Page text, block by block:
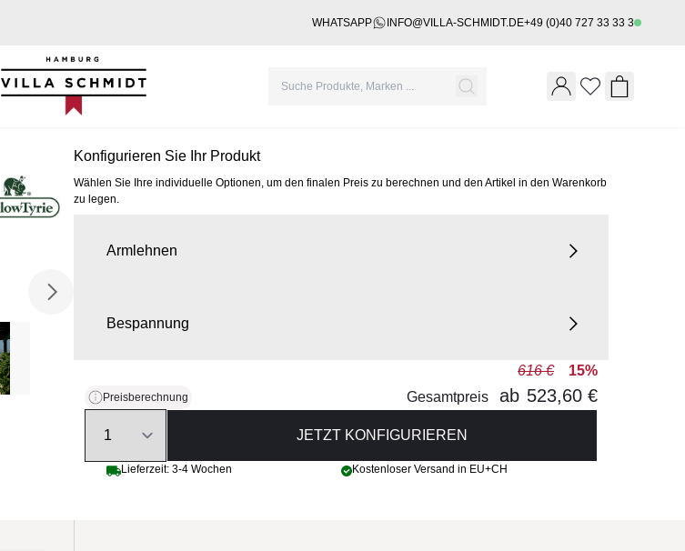
WHATSAPP INFO@VILLA-SCHMIDT.DE+49 (0)40 727 33 33 3
Villa Schmidt
Wishlist
Konfigurieren Sie Ihr Produkt
Wählen Sie Ihre individuelle Optionen, um den finalen Preis zu berechnen und den Artikel in den Warenkorb
zu legen.
Armlehnen
Bespannung
Preisberechnung
616 €
15%
Gesamtpreis
ab 523,60 €
JETZT KONFIGURIEREN
Lieferzeit: 3-4 Wochen Kostenloser Versand in EU+CH